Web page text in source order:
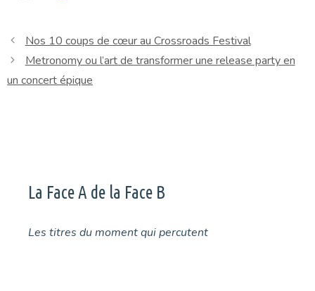
Nos 10 coups de cœur au Crossroads Festival
Metronomy ou l’art de transformer une release party en
un concert épique
La Face A de la Face B
Les titres du moment qui percutent